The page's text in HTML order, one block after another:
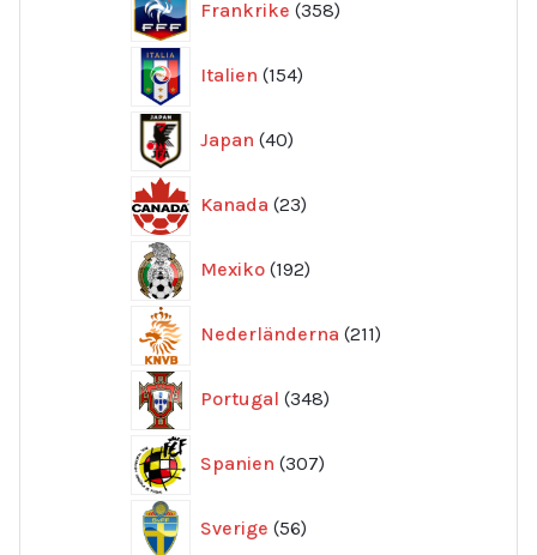
Frankrike 358
produkter
Italien 154
produkter
Japan 40
produkter
Kanada 23
produkter
Mexiko 192
produkter
Nederländerna 211
produkter
Portugal 348
produkter
Spanien 307
produkter
Sverige 56
produkter